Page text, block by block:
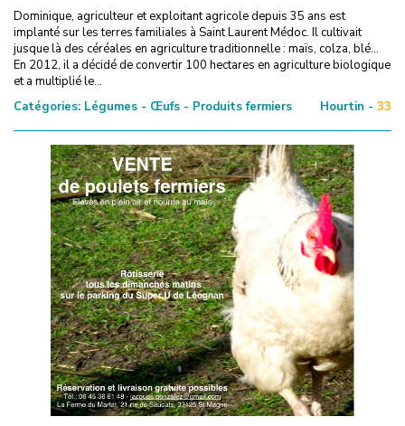
Dominique, agriculteur et exploitant agricole depuis 35 ans est
implanté sur les terres familiales à Saint Laurent Médoc. Il cultivait
jusque là des céréales en agriculture traditionnelle : maïs, colza, blé...
En 2012, il a décidé de convertir 100 hectares en agriculture biologique
et a multiplié le...
Catégories: Légumes - Œufs - Produits fermiers Hourtin - 33